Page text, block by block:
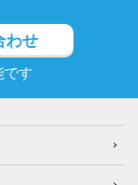
わせ
です